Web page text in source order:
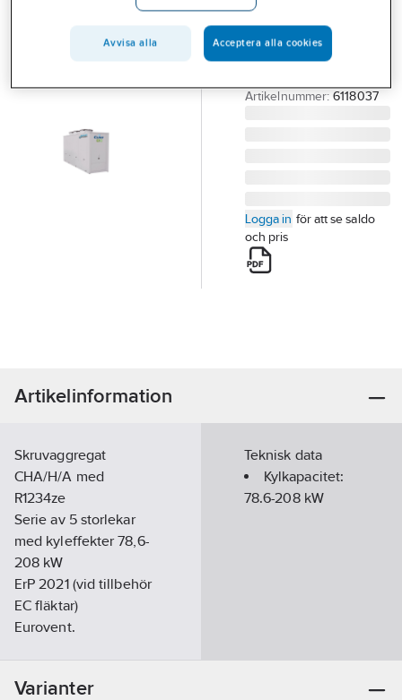
CHA/H/A 351P-1221P
MAXI POWER L/V
VÄTSKEKYLAGGREGAT
Artikelnummer: 6118037
Logga in för att se saldo
och pris
Artikelinformation
Skruvaggregat
CHA/H/A med
R1234ze
Serie av 5 storlekar
med kyleffekter 78,6-
208 kW
ErP 2021 (vid tillbehör
EC fläktar)
Eurovent.
steglös
Teknisk data
Kylkapacitet:
78.6-208kW
Varianter
Avvisa alla Acceptera alla cookies